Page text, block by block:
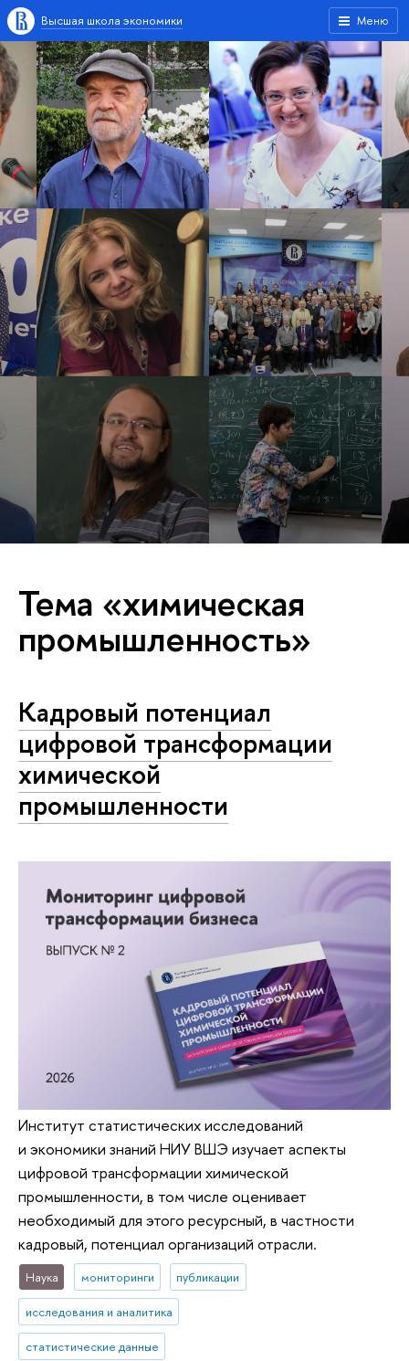
Меню
Высшая школа экономики
Тема «химическая
промышленность»
Кадровый потенциал
цифровой трансформации
химической
промышленности
Институт статистических исследований
и экономики знаний НИУ ВШЭ изучает аспекты
цифровой трансформации химической
промышленности, в том числе оценивает
необходимый для этого ресурсный, в частности
кадровый, потенциал организаций отрасли.
Наука мониторинги публикации
исследования и аналитика
статистические данные